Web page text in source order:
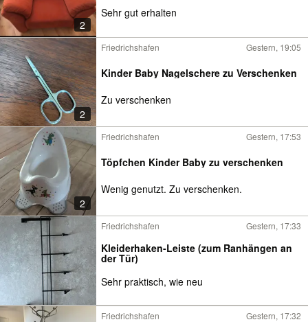
2
Sehr gut erhalten
2
Friedrichshafen Gestern, 19:05
Kinder Baby Nagelschere zu Verschenken
Zu verschenken
2
Friedrichshafen Gestern, 17:53
Töpfchen Kinder Baby zu verschenken
Wenig genutzt. Zu verschenken.
Friedrichshafen Gestern, 17:33
Kleiderhaken-Leiste (zum Ranhängen an
der Tür)
Sehr praktisch, wie neu
Friedrichshafen Gestern, 17:32